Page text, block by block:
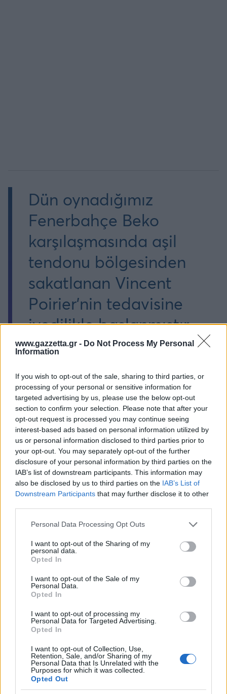
www.gazzetta.gr - Do Not Process My Personal
Information
If you wish to opt-out of the sale, sharing to third parties, or
processing of your personal or sensitive information for
targeted advertising by us, please use the below opt-out
section to confirm your selection. Please note that after your
opt-out request is processed you may continue seeing
interest-based ads based on personal information utilized by
us or personal information disclosed to third parties prior to
your opt-out. You may separately opt-out of the further
disclosure of your personal information by third parties on the
IAB’s list of downstream participants. This information may
also be disclosed by us to third parties on the IAB’s List of
Downstream Participants that may further disclose it to other
Please note that this website/app uses one or more Google
not limited to your visit or usage behaviour. You may click to
grant or deny consent to Google and its third-party tags to
use your data for below specified purposes in below Google
consent section.
Personal Data Processing Opt Outs
I want to opt-out of the Sharing of my
personal data.
Opted In
I want to opt-out of the Sale of my
Personal Data.
Opted In
I want to opt-out of processing my
Personal Data for Targeted Advertising.
Opted In
I want to opt-out of Collection, Use,
Retention, Sale, and/or Sharing of my
Personal Data that Is Unrelated with the
Purposes for which it was collected.
Opted Out
Dün oynadığımız
Fenerbahçe Beko
karşılaşmasında aşil
tendonu bölgesinden
sakatlanan Vincent
Poirier’nin tedavisine
ivedilikle başlanmıştır.
Diliçıkık, ameliyat
olacak oyuncumuzun
sahalardan 8-9 ay
uzak kalmasının
öngörüldüğünü
belirtmiştir.
Get well soon Vince!
pic.twitter.com/
— Anadolu Efes SK
(@AnadoluEfesSK)
June 2, 2026
@Photo credits:INTIME